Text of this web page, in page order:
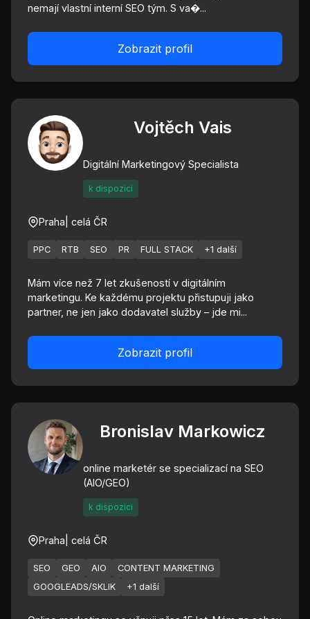
nemají vlastní interní SEO tým. S va�...
Zobrazit profil
Vojtěch Vais
Digitální Marketingový Specialista
k dispozici
Praha | celá ČR
PPC RTB SEO PR FULL STACK +1 další
Mám více než 7 let zkušeností v digitálním
marketingu. Ke každému projektu přistupuji jako
partner, ne jen jako dodavatel služby – jde mi...
Zobrazit profil
Bronislav Markowicz
online marketér se specializací na SEO
(AIO/GEO)
k dispozici
Praha | celá ČR
SEO GEO AIO
CONTENT MARKETING
GOOGLEADS/SKLIK
+1 další